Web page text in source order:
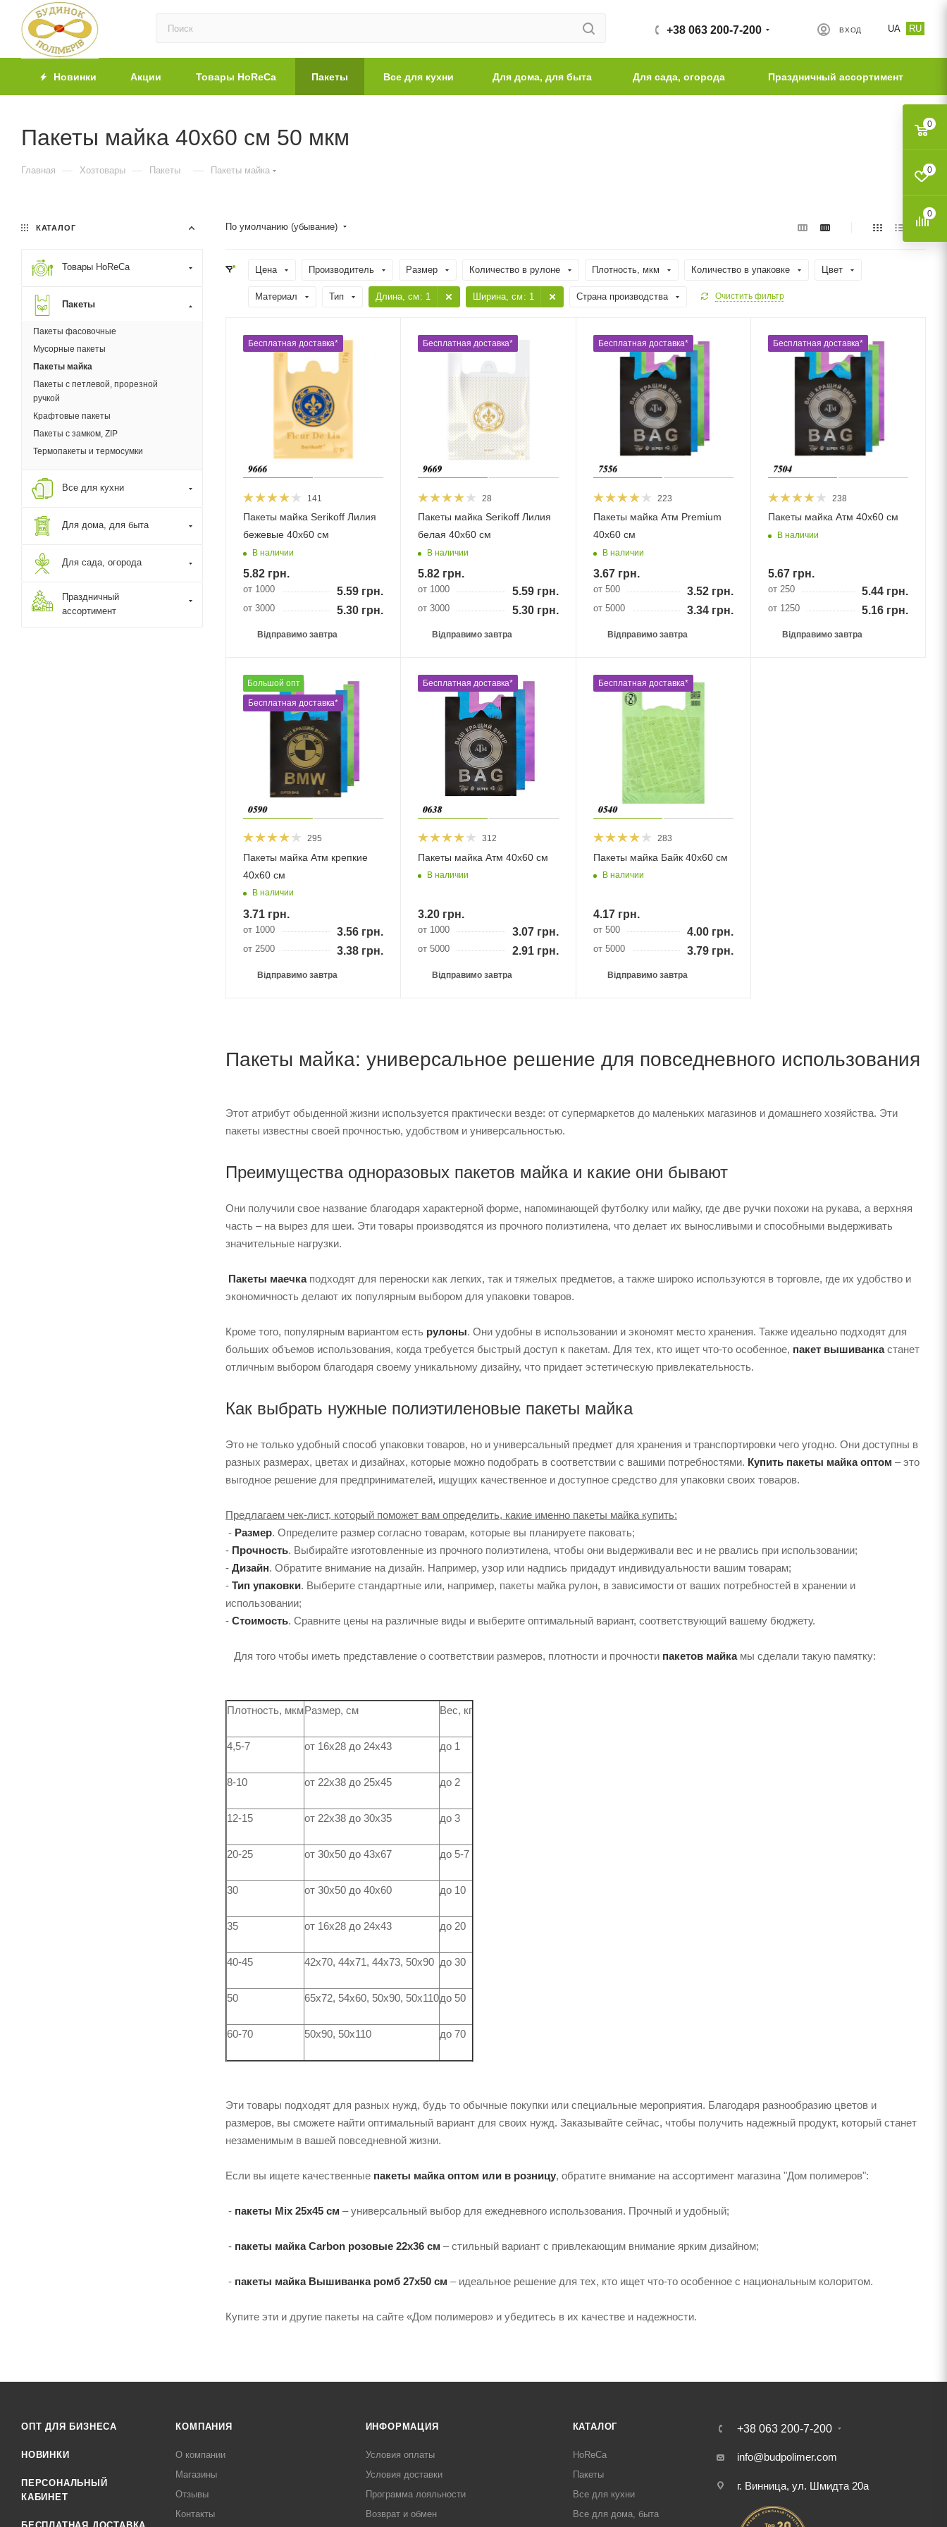
UA RU
ВХОД
+38 063 200-7-200
Новинки Акции Товары HoReCa Пакеты Все для кухни Для дома, для быта Для сада, огорода Праздничный ассортимент
Пакеты майка 40х60 см 50 мкм
Главная — Хозтовары — Пакеты — Пакеты майка
По умолчанию (убывание)
Цена Производитель Размер Количество в рулоне Плотность, мкм Количество в упаковке Цвет
Материал Тип Длина, cм: 1 Ширина, cм: 1 Страна производства Очистить фильтр
Бесплатная доставка*
141
Пакеты майка Serikoff Лилия
бежевые 40х60 см
В наличии
5.82 грн.
от 1000 5.59 грн.
от 3000 5.30 грн.
Відправимо завтра
Бесплатная доставка*
28
Пакеты майка Serikoff Лилия
белая 40х60 см
В наличии
5.82 грн.
от 1000 5.59грн.
от 3000 5.30грн.
Відправимо завтра
Бесплатная доставка*
223
Пакеты майка Атм Premium
40х60 см
В наличии
3.67грн.
от 500 3.52грн.
от 5000 3.34грн.
Відправимо завтра
Бесплатная доставка*
238
Пакеты майка Атм 40х60 см
В наличии
5.67грн.
от 250 5.44 грн.
от 1250 5.16 грн.
Відправимо завтра
Великий гурт
Бесплатная доставка*
295
Пакеты майка Атм крепкие
40х60 см
В наличии
3.71 грн.
от 1000 3.56 грн.
от 2500 3.38 грн.
Відправимо завтра
Бесплатная доставка*
312
Пакеты майка Атм 40х60 см
В наличии
3.20 грн.
от 1000 3.07грн.
от 5000 2.91грн.
Відправимо завтра
Бесплатная доставка*
283
Пакеты майка Байк 40х60 см
В наличии
4.17грн.
от 500 4.00грн.
от 5000 3.79грн.
Відправимо завтра
Пакеты майка: универсальное решение для повседневного использования
Этот атрибут обыденной жизни используется практически везде: от супермаркетов до маленьких магазинов и домашнего хозяйства. Эти
пакеты известны своей прочностью, удобством и универсальностью.
Преимущества одноразовых пакетов майка и какие они бывают
Они получили свое название благодаря характерной форме, напоминающей футболку или майку, где две ручки похожи на рукава, а верхняя
часть – на вырез для шеи. Эти товары производятся из прочного полиэтилена, что делает их выносливыми и способными выдерживать
значительные нагрузки.
Пакеты маечкаподходят для переноски как легких, так и тяжелых предметов, а также широко используются в торговле, где их удобство и
экономичность делают их популярным выбором для упаковки товаров.
Кроме того, популярным вариантом есть рулоны. Они удобны в использовании и экономят место хранения. Также идеально подходят для
больших объемов использования, когда требуется быстрый доступ к пакетам. Для тех, кто ищет что-то особенное, пакет вышиванкастанет
отличным выбором благодаря своему уникальному дизайну, что придает эстетическую привлекательность.
Как выбрать нужные полиэтиленовые пакеты майка
Это не только удобный способ упаковки товаров, но и универсальный предмет для хранения и транспортировки чего угодно. Они доступны в
разных размерах, цветах и ​​дизайнах, которые можно подобрать в соответствии с вашими потребностями. Купить пакеты майка оптом – это
выгодное решение для предпринимателей, ищущих качественное и доступное средство для упаковки своих товаров.
Предлагаем чек-лист, который поможет вам определить, какие именно пакеты майка купить:
- Размер. Определите размер согласно товарам, которые вы планируете паковать;
- Прочность. Выбирайте изготовленные из прочного полиэтилена, чтобы они выдерживали вес и не рвались при использовании;
- Дизайн. Обратите внимание на дизайн. Например, узор или надпись придадут индивидуальности вашим товарам;
- Тип упаковки. Выберите стандартные или, например, пакеты майка рулон, в зависимости от ваших потребностей в хранении и
использовании;
- Стоимость. Сравните цены на различные виды и выберите оптимальный вариант, соответствующий вашему бюджету.
Для того чтобы иметь представление о соответствии размеров, плотности и прочности пакетов майкамы сделали такую ​​памятку:
Плотность, мкмРазмер, см Вес, кг
4,5-7 от 16х28 до 24х43 до 1
8-10 от 22х38 до 25х45 до 2
12-15 от 22х38 до 30х35 до 3
20-25 от 30х50 до 43х67 до 5-7
30 от 30х50 до 40х60 до 10
35 от 16х28 до 24х43 до 20
40-45 42х70, 44х71, 44х73, 50х90 до 30
50 65х72, 54х60, 50х90, 50х110до 50
60-70 50х90, 50х110 до 70
Эти товары подходят для разных нужд, будь то обычные покупки или специальные мероприятия. Благодаря разнообразию цветов и
размеров, вы сможете найти оптимальный вариант для своих нужд. Заказывайте сейчас, чтобы получить надежный продукт, который станет
незаменимым в вашей повседневной жизни.
Если вы ищете качественные пакеты майка оптом или в розницу, обратите внимание на ассортимент магазина "Дом полимеров":
- пакеты Mix 25х45 см – универсальный выбор для ежедневного использования. Прочный и удобный;
- пакеты майка Carbon розовые 22х36 см – стильный вариант с привлекающим внимание ярким дизайном;
- пакеты майка Вышиванка ромб 27х50 см – идеальное решение для тех, кто ищет что-то особенное с национальным колоритом.
Купите эти и другие пакеты на сайте «Дом полимеров» и убедитесь в их качестве и надежности.
КАТАЛОГ
Товары HoReCa
Пакеты
Пакеты фасовочные
Мусорные пакеты
Пакеты майка
Пакеты с петлевой, прорезной
ручкой
Крафтовые пакеты
Пакеты с замком, ZIP
Термопакеты и термосумки
Все для кухни
Для дома, для быта
Для сада, огорода
Праздничный
ассортимент
ОПТ ДЛЯ БИЗНЕСА
НОВИНКИ
ПЕРСОНАЛЬНЫЙ
КАБИНЕТ
КОМПАНИЯ
О компании
Магазины
Отзывы
Контакты
ИНФОРМАЦИЯ
Условия оплаты
Условия доставки
Программа лояльности
Возврат и обмен
КАТАЛОГ
HoReCa
Пакеты
Все для кухни
Все для дома, быта
+38 063 200-7-200
info@budpolimer.com
г. Винница, ул. Шмидта 20а
0
0
0